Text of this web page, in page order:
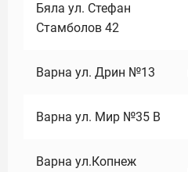
Бяла ул. Стефан
Стамболов 42
Варна ул. Дрин №13
Варна ул. Мир №35 В
Варна ул.Копнеж